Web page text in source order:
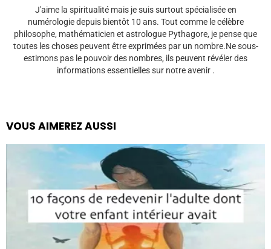
J'aime la spiritualité mais je suis surtout spécialisée en
numérologie depuis bientôt 10 ans. Tout comme le célèbre
philosophe, mathématicien et astrologue Pythagore, je pense que
toutes les choses peuvent être exprimées par un nombre.Ne sous-
estimons pas le pouvoir des nombres, ils peuvent révéler des
informations essentielles sur notre avenir .
VOUS AIMEREZ AUSSI